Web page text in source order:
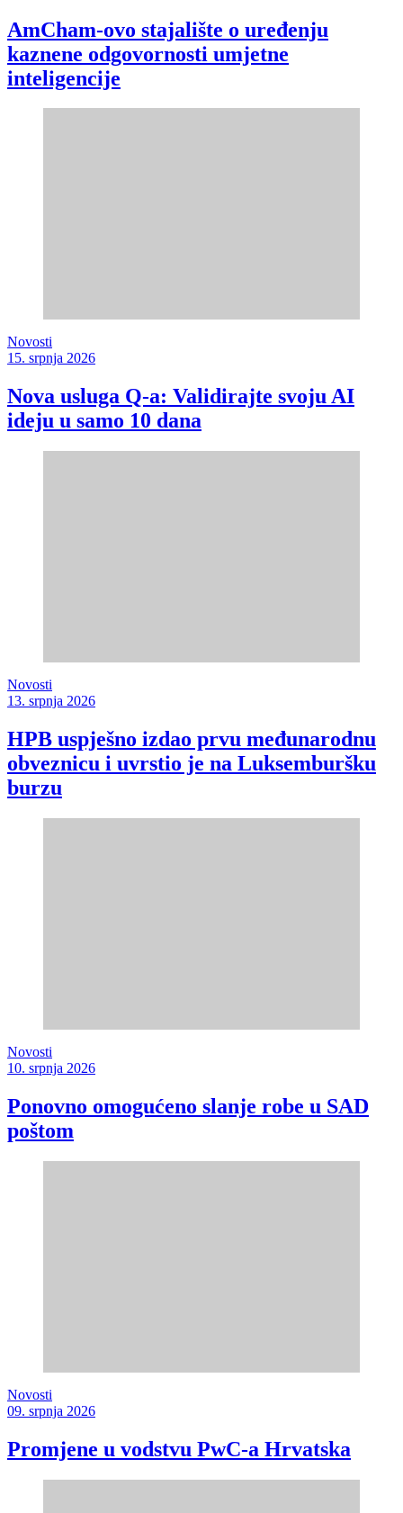
AmCham-ovo stajalište o uređenju
kaznene odgovornosti umjetne
inteligencije
Novosti
15. srpnja 2026
Nova usluga Q-a: Validirajte svoju AI
ideju u samo 10 dana
Novosti
13. srpnja 2026
HPB uspješno izdao prvu međunarodnu
obveznicu i uvrstio je na Luksemburšku
burzu
Novosti
10. srpnja 2026
Ponovno omogućeno slanje robe u SAD
poštom
Novosti
09. srpnja 2026
Promjene u vodstvu PwC-a Hrvatska